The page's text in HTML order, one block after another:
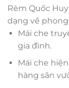
Rèm Quốc
dạng về phong
Mái che
gia đình.
Mái che
hàng sân